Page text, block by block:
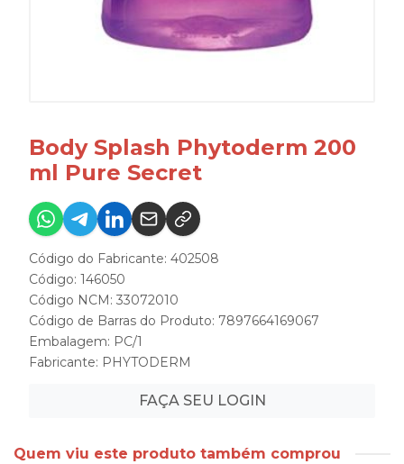
Body Splash Phytoderm 200
ml Pure Secret
Código do Fabricante: 402508
Código: 146050
Código NCM: 33072010
Código de Barras do Produto: 7897664169067
Embalagem: PC/1
Fabricante: PHYTODERM
FAÇA SEU LOGIN
Quem viu este produto também comprou